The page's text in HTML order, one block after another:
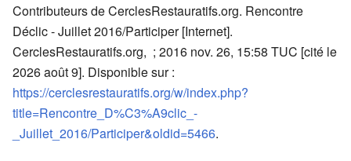
Contributeurs de CerclesRestauratifs.org. Rencontre
Déclic - Juillet 2016/Participer [Internet].
CerclesRestauratifs.org, ; 2016 nov. 26, 15:58 TUC [cité le
2026 août 9]. Disponible sur :
https://cerclesrestauratifs.org/w/index.php?
title=Rencontre_D%C3%A9clic_-
_Juillet_2016/Participer&oldid=5466.